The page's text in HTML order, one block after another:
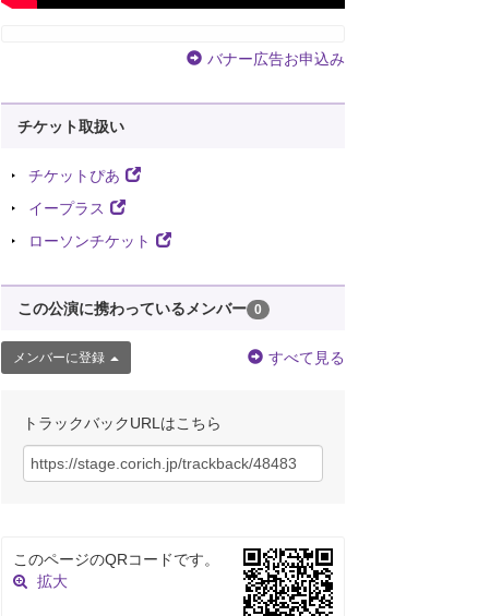
バナー広告お申込み
チケット取扱い
チケットぴあ
イープラス
ローソンチケット
この公演に携わっているメンバー 0
メンバーに登録 すべて見る
トラックバックURLはこちら
このページのQRコードです。
拡大